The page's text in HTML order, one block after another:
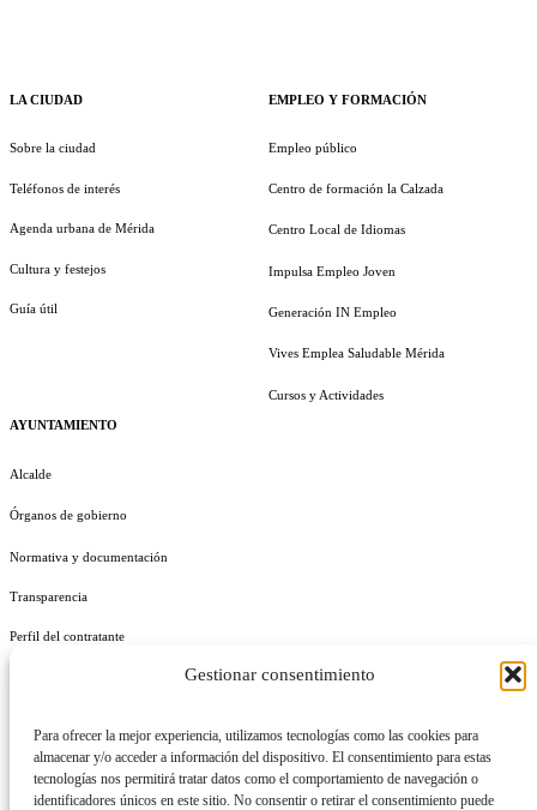
Gestionar consentimiento
Para ofrecer la mejor experiencia, utilizamos tecnologías como las cookies para
almacenar y/o acceder a información del dispositivo. El consentimiento para estas
tecnologías nos permitirá tratar datos como el comportamiento de navegación o
identificadores únicos en este sitio. No consentir o retirar el consentimiento puede
LA CIUDAD
Sobre la ciudad
Teléfonos de interés
Agenda urbana de Mérida
Cultura y festejos
Guía útil
AYUNTAMIENTO
Alcalde
Órganos de gobierno
Normativa y documentación
Transparencia
Perfil del contratante
EMPLEO Y FORMACIÓN
Empleo público
Centro de formación la Calzada
Centro Local de Idiomas
Impulsa Empleo Joven
Generación IN Empleo
Vives Emplea Saludable Mérida
Cursos y Actividades